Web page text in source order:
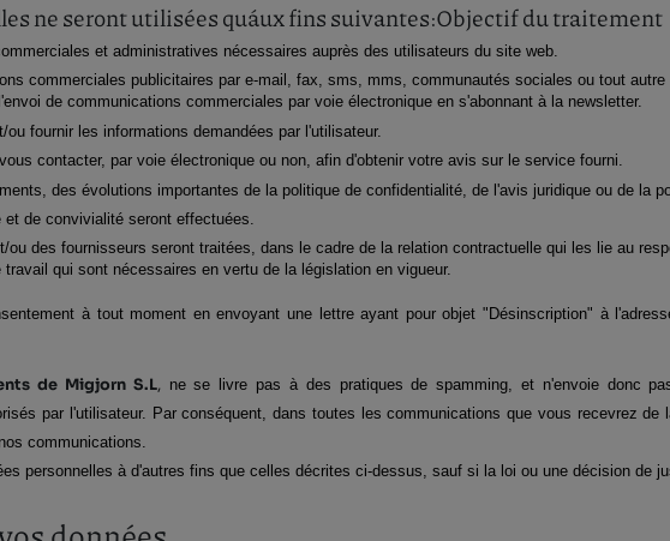
ne seront utilisées quáux fins suivantes:Objectif du traitement
et administratives nécessaires auprès des utilisateurs du site web.
commerciales publicitaires par e-mail, fax, sms, mms, communautés sociales ou tout
de communications commerciales par voie électronique en s'abonnant à la newsletter.
ou fournir les informations demandées par l'utilisateur.
contacter, par voie électronique ou non, afin d'obtenir votre avis sur le service fourni.
des évolutions importantes de la politique de confidentialité, de l'avis juridique ou de la
de convivialité seront effectuées.
ou des fournisseurs seront traitées, dans le cadre de la relation contractuelle qui les lie au
qui sont nécessaires en vertu de la législation en vigueur.
à tout moment en envoyant une lettre ayant pour objet "Désinscription" à
de Migjorn S.L​​, ne se livre pas à des pratiques de spamming, et n'envoie donc
par l'utilisateur. Par conséquent, dans toutes les communications que vous recevrez
communications.
personnelles à d'autres fins que celles décrites ci-dessus, sauf si la loi ou une décision de